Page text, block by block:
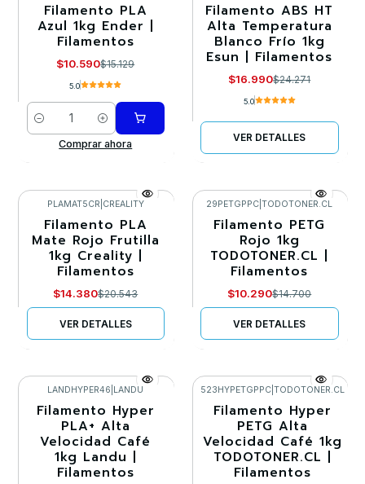
-30%
Filamento PLA
Azul 1kg Ender |
Filamentos
$10.590$15.129
5.0
Cantidad
Comprar ahora
-30%
Agotado
Filamento ABS HT
Alta Temperatura
Blanco Frío 1kg
Esun | Filamentos
$16.990$24.271
5.0
VER DETALLES
-30%
Agotado
PLAMAT5CR CREALITY
Filamento PLA
Mate Rojo Frutilla
1kg Creality |
Filamentos
$14.380$20.543
VER DETALLES
-30%
Agotado
29PETGPPC |TODOTONER.CL
Filamento PETG
Rojo 1kg
TODOTONER.CL |
Filamentos
$10.290$14.700
VER DETALLES
-30%
Agotado
LANDHYPER46 LANDU
Filamento Hyper
PLA+ Alta
Velocidad Café
1kg Landu |
Filamentos
-30%
523HYPETGPPC TODOTONER.CL
Filamento Hyper
PETG Alta
Velocidad Café 1kg
TODOTONER.CL |
Filamentos